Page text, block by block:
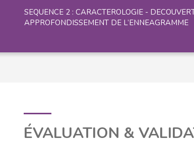
SEQUENCE 2 : CARACTEROLOGIE -
APPROFONDISSEMENT DE L’ENNEAGRAMME
ÉVALUATION &